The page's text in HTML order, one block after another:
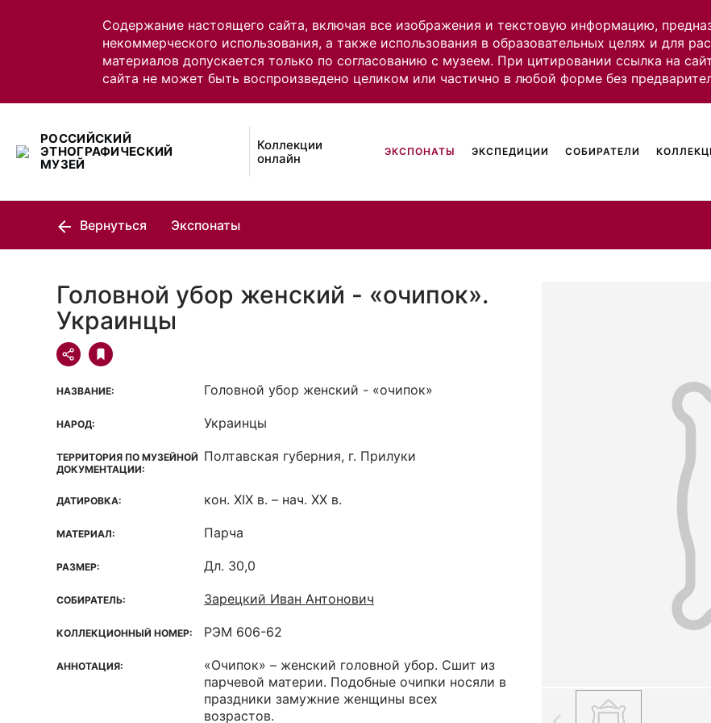
Содержание настоящего сайта, включая все изображения и текстовую информацию,
некоммерческого использования, а также использования в образовательных целях и для
материалов допускается только по согласованию с музеем. При цитировании ссылка на
сайта не может быть воспроизведено целиком или частично в любой форме без
РОССИЙСКИЙ
ЭТНОГРАФИЧЕСКИЙ
МУЗЕЙ
Коллекции
онлайн
ЭКСПОНАТЫ ЭКСПЕДИЦИИ СОБИРАТЕЛИ
Вернуться Экспонаты
Головной убор женский - «очипок».
Украинцы
НАЗВАНИЕ: Головной убор женский - «очипок»
НАРОД: Украинцы
ТЕРРИТОРИЯ ПО МУЗЕЙНОЙ
ДОКУМЕНТАЦИИ:
Полтавская губерния, г. Прилуки
ДАТИРОВКА: кон. XIX в. – нач. XX в.
МАТЕРИАЛ: Парча
РАЗМЕР: Дл. 30,0
СОБИРАТЕЛЬ: Зарецкий Иван Антонович
КОЛЛЕКЦИОННЫЙ НОМЕР: РЭМ 606-62
АННОТАЦИЯ:
«Очипок» – женский головной убор. Сшит из
парчевой материи. Подобные очипки носяли в
праздники замужние женщины всех
возрастов.